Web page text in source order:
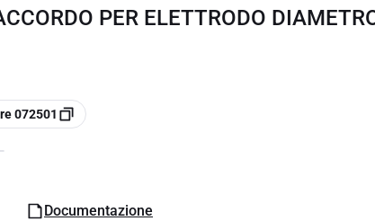
PER ELETTRODO
072501
Documentazione